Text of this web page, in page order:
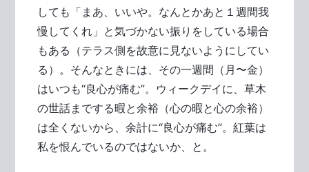
しても「まあ、いいや。なんとかあと１週間我
慢してくれ」と気づかない振りをしている場合
もある（テラス側を故意に見ないようにしてい
る）。そんなときには、その一週間（月〜金）
はいつも“良心が痛む”。ウィークデイに、草木
の世話までする暇と余裕（心の暇と心の余裕）
は全くないから、余計に“良心が痛む”。紅葉は
私を恨んでいるのではないか、と。